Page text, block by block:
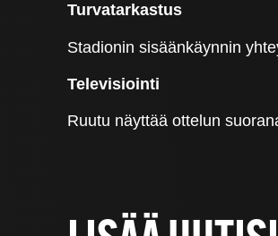
Turvatarkastus
Stadionin sisäänkäynnin
Televisiointi
Ruutu näyttää ottelun